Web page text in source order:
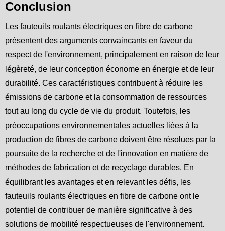
Conclusion
Les fauteuils roulants électriques en fibre de carbone
présentent des arguments convaincants en faveur du
respect de l'environnement, principalement en raison de leur
légèreté, de leur conception économe en énergie et de leur
durabilité. Ces caractéristiques contribuent à réduire les
émissions de carbone et la consommation de ressources
tout au long du cycle de vie du produit. Toutefois, les
préoccupations environnementales actuelles liées à la
production de fibres de carbone doivent être résolues par la
poursuite de la recherche et de l'innovation en matière de
méthodes de fabrication et de recyclage durables. En
équilibrant les avantages et en relevant les défis, les
fauteuils roulants électriques en fibre de carbone ont le
potentiel de contribuer de manière significative à des
solutions de mobilité respectueuses de l'environnement.